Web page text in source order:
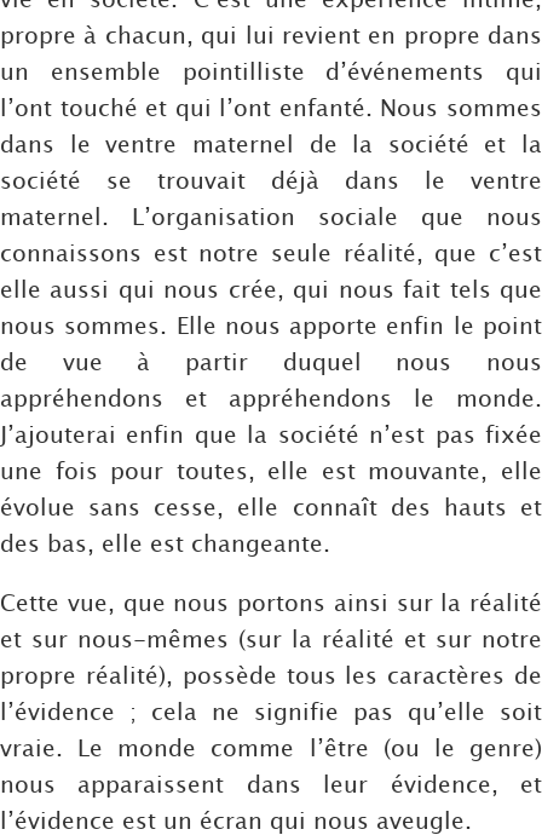
propre à chacun, qui lui revient en propre dans
un ensemble pointilliste d’événements qui
l’ont touché et qui l’ont enfanté. Nous sommes
dans le ventre maternel de la société et la
société se trouvait déjà dans le ventre
maternel. L’organisation sociale que nous
connaissons est notre seule réalité, que c’est
elle aussi qui nous crée, qui nous fait tels que
nous sommes. Elle nous apporte enfin le point
de vue à partir duquel nous nous
appréhendons et appréhendons le monde.
J’ajouterai enfin que la société n’est pas fixée
une fois pour toutes, elle est mouvante, elle
évolue sans cesse, elle connaît des hauts et
des bas, elle est changeante.
Cette vue, que nous portons ainsi sur la réalité
et sur nous-mêmes (sur la réalité et sur notre
propre réalité), possède tous les caractères de
l’évidence ; cela ne signifie pas qu’elle soit
vraie. Le monde comme l’être (ou le genre)
nous apparaissent dans leur évidence, et
l’évidence est un écran qui nous aveugle.